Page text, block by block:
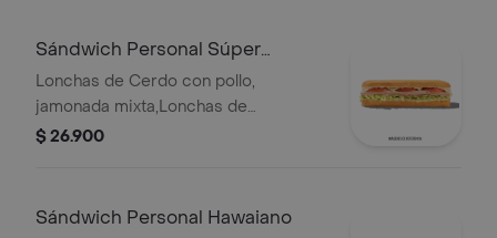
Sándwich Personal Súper
Especial
Lonchas de Cerdo con pollo,
jamonada mixta,Lonchas de
cerdo,cordero y res,
Qbano
$ 26.900
Sándwich Personal Hawaiano